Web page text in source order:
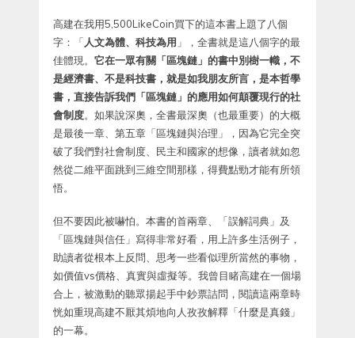
高建在我用5,500LikeCoin買下的這本書上題了八個
字：「 人文為體、科技為用 」，全書就是這八個字的最
佳體現。 它在一眾有關「區塊鏈」的書中別樹一幟，不
是經濟書、不是科技書，就是如我朋友所言，是本哲學
書，直接告訴我們「區塊鏈」的應用如何顛覆現行的社
會制度。如果說深奧，全書最深奧（也最重要）的大概
是最後一章、第五章「區塊鏈與治理」，因為它完全突
破了我們對社會制度、民主和國家的想像，讀者就如忽
然從二維平面跳到三維空間那樣，得費點勁才能有所領
悟。
但不要因此被嚇怕。本書的首兩章、「誤解詞典」及
「區塊鏈與信任」寫得非常好看，用上許多生活例子，
助讀者從根本上反問、思考一些看似理所當然的事物，
如價值vs價格、真實與虛擬等。我曾目睹高建在一個場
合上，被激動的聽眾揚起手中鈔票詰問，閱讀這兩章時
恍如重現高建不厭其煩地向人孜孜解釋「什麼是真錢」
的一幕。